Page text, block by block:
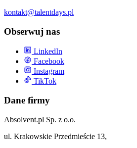
kontakt@talentdays.pl
Obserwuj nas
LinkedIn
Facebook
Instagram
TikTok
Dane firmy
Absolvent.pl Sp. z o.o.
ul. Krakowskie Przedmieście 13,